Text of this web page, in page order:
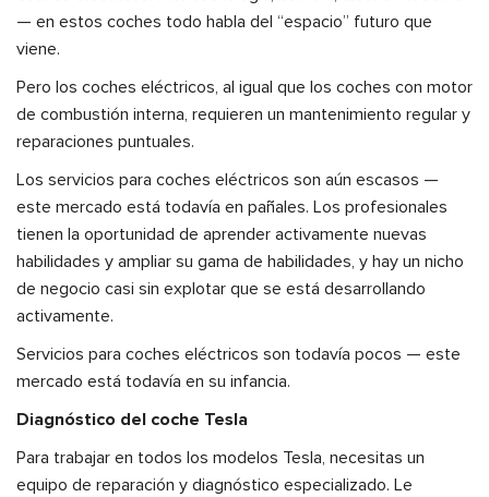
— en estos coches todo habla del “espacio” futuro que
viene.
Pero los coches eléctricos, al igual que los coches con motor
de combustión interna, requieren un mantenimiento regular y
reparaciones puntuales.
Los servicios para coches eléctricos son aún escasos —
este mercado está todavía en pañales. Los profesionales
tienen la oportunidad de aprender activamente nuevas
habilidades y ampliar su gama de habilidades, y hay un nicho
de negocio casi sin explotar que se está desarrollando
activamente.
Servicios para coches eléctricos son todavía pocos — este
mercado está todavía en su infancia.
Diagnóstico del coche Tesla
Para trabajar en todos los modelos Tesla, necesitas un
equipo de reparación y diagnóstico especializado. Le